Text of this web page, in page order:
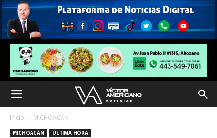
Inicio MICHOACÁN
MICHOACÁN ÚLTIMA HORA